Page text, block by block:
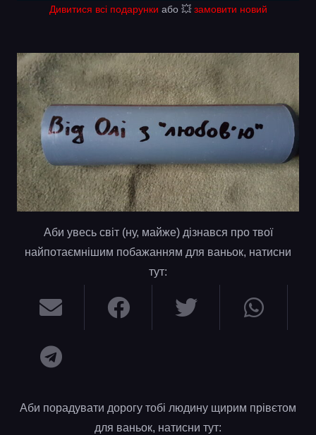
Дивитися всі подарунки або 💥замовити новий
Аби увесь світ (ну, майже) дізнався про твої
найпотаємнішим побажанням для ваньок, натисни
тут:
Аби порадувати дорогу тобі людину щирим прівєтом
для ваньок, натисни тут: